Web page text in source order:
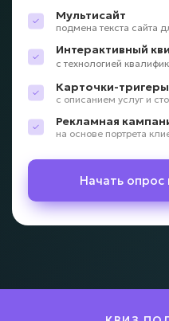
Мультисайт
подмена текста сайта
Интерактивный
с технологией
Карточки-тригеры
с описанием услуг и
Рекламная
на основе портрета
Начать опрос